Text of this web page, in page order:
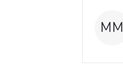
MM